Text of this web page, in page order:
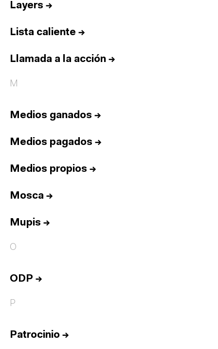
Layers →
Lista caliente →
Llamada a la acción →
M
Medios ganados →
Medios pagados →
Medios propios →
Mosca →
Mupis →
O
ODP →
P
Patrocinio →